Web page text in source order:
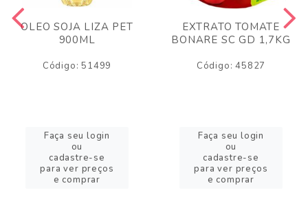
OLEO SOJA LIZA PET
900ML
Código: 51499
Faça seu login
ou
cadastre-se
para ver preços
e comprar
EXTRATO TOMATE
BONARE SC GD 1,7KG
Código: 45827
Faça seu login
ou
cadastre-se
para ver preços
e comprar